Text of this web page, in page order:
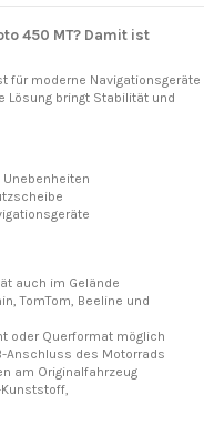
450 MT? Damit ist
für moderne Navigationsgeräte
Lösung bringt Stabilität und
auch im Gelände
TomTom, Beeline und
oder Querformat möglich
Anschluss des Motorrads
am Originalfahrzeug